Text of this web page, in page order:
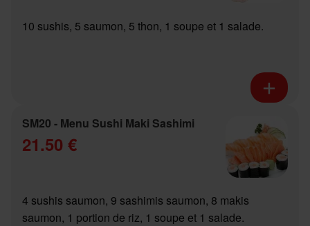
10 sushis, 5 saumon, 5 thon, 1 soupe et 1 salade.
SM20 - Menu Sushi Maki Sashimi
21.50 €
4 sushis saumon, 9 sashimis saumon, 8 makis
saumon, 1 portion de riz, 1 soupe et 1 salade.